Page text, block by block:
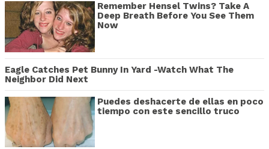
Remember Hensel Twins? Take A
Deep Breath Before You See Them
Now
Eagle Catches Pet Bunny In Yard -Watch What The
Neighbor Did Next
Puedes deshacerte de ellas en poco
tiempo con este sencillo truco